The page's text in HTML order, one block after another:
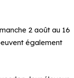
2 août au 16
également